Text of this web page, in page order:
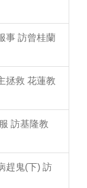
事 訪曾桂蘭
拯救 花蓮教
訪基隆教
趕鬼(下) 訪